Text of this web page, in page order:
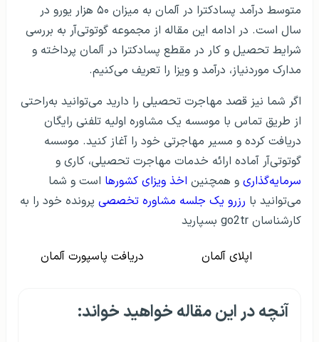
متوسط درآمد پسادکترا در آلمان به میزان ۵۰ هزار یورو در
سال است. در ادامه این مقاله از مجموعه گوتوتی‌آر به بررسی
شرایط تحصیل و کار در مقطع پسادکترا در آلمان پرداخته و
مدارک موردنیاز، درآمد و ویزا را تعریف می‌کنیم.
اگر شما نیز قصد مهاجرت تحصیلی را دارید می‌توانید به‌راحتی
از طریق تماس با موسسه یک مشاوره اولیه تلفنی رایگان
دریافت کرده و مسیر مهاجرتی خود را آغاز کنید. موسسه
گوتوتی‌آر آماده ارائه خدمات مهاجرت تحصیلی، کاری و
سرمایه‌گذاری و همچنین اخذ ویزای کشورها است و شما
می‌توانید با رزرو یک جلسه مشاوره تخصصی پرونده خود را به
کارشناسان go2tr بسپارید
اپلای آلمان دریافت پاسپورت آلمان
آنچه در این مقاله خواهید خواند: